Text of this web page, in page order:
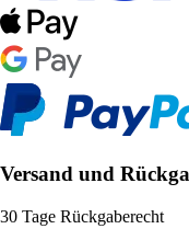
Versand und
30 Tage Rückgaberecht